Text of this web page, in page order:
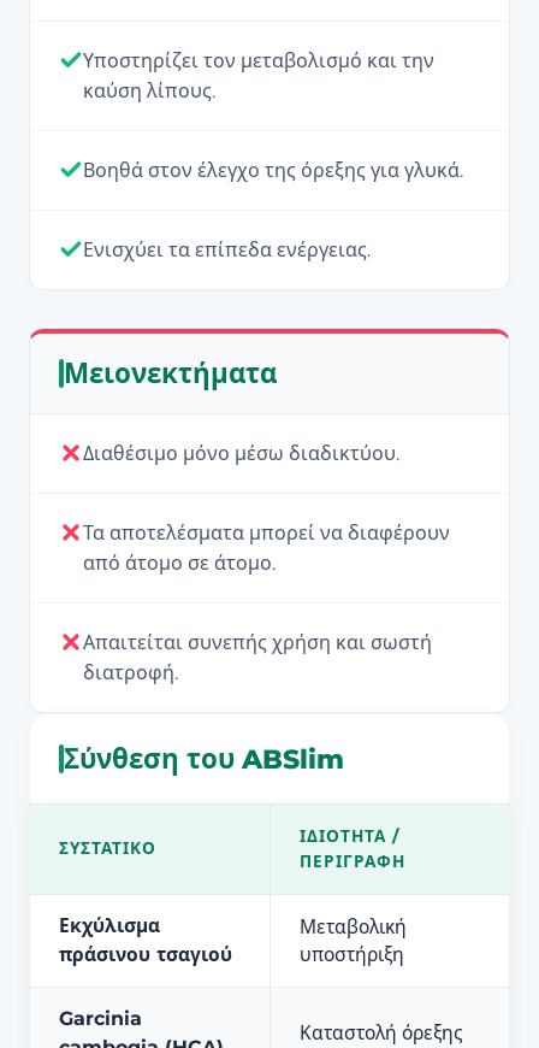
Υποστηρίζει τον μεταβολισμό και την
καύση λίπους.
Βοηθά στον έλεγχο της όρεξης για γλυκά.
Ενισχύει τα επίπεδα ενέργειας.
Μειονεκτήματα
Διαθέσιμο μόνο μέσω διαδικτύου.
Τα αποτελέσματα μπορεί να διαφέρουν
από άτομο σε άτομο.
Απαιτείται συνεπής χρήση και σωστή
διατροφή.
Σύνθεση του ABSlim
ΣΥΣΤΑΤΙΚΌ
ΙΔΙΌΤΗΤΑ /
ΠΕΡΙΓΡΑΦΉ
Εκχύλισμα
πράσινου τσαγιού
Μεταβολική
υποστήριξη
Garcinia
Καταστολή όρεξης